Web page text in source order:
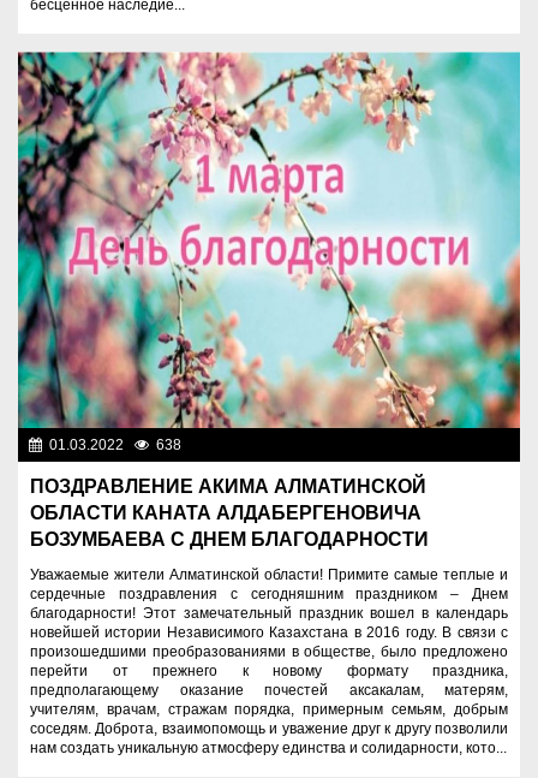
бесценное наследие...
01.03.2022 638
ПОЗДРАВЛЕНИЕ АКИМА АЛМАТИНСКОЙ
ОБЛАСТИ КАНАТА АЛДАБЕРГЕНОВИЧА
БОЗУМБАЕВА С ДНЕМ БЛАГОДАРНОСТИ
Уважаемые жители Алматинской области! Примите самые теплые и
сердечные поздравления с сегодняшним праздником – Днем
благодарности! Этот замечательный праздник вошел в календарь
новейшей истории Независимого Казахстана в 2016 году. В связи с
произошедшими преобразованиями в обществе, было предложено
перейти от прежнего к новому формату праздника,
предполагающему оказание почестей аксакалам, матерям,
учителям, врачам, стражам порядка, примерным семьям, добрым
соседям. Доброта, взаимопомощь и уважение друг к другу позволили
нам создать уникальную атмосферу единства и солидарности, кото...